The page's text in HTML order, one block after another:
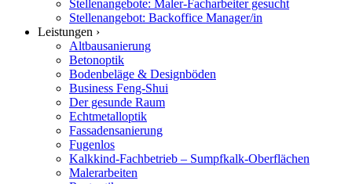
Stellenangebote: Maler-Facharbeiter gesucht
Stellenangebot: Backoffice Manager/in
Leistungen ›
Altbausanierung
Betonoptik
Bodenbeläge & Designböden
Business Feng-Shui
Der gesunde Raum
Echtmetalloptik
Fassadensanierung
Fugenlos
Kalkkind-Fachbetrieb – Sumpfkalk-Oberflächen
Malerarbeiten